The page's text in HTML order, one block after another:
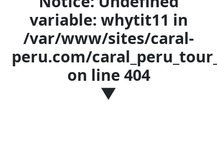
variable: whytit11 in
/var/www/sites/caral-
peru.com/
on line 404
▼